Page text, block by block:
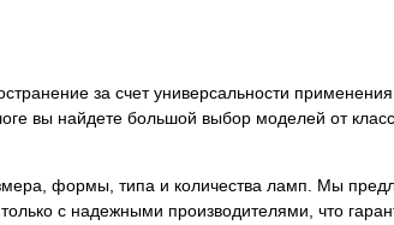
за счет универсальности
вы найдете большой выбор моделей от
формы, типа и количества ламп. Мы
с надежными производителями, что